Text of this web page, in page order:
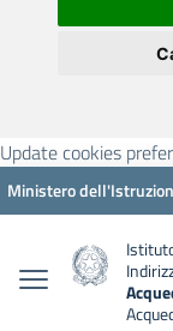
Update cookies
Ministero